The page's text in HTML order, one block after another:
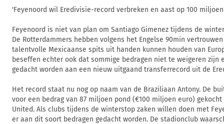
'Feyenoord wil Eredivisie-record verbreken en aast op 100
Feyenoord is niet van plan om Santiago Gimenez tijdens de
De Rotterdammers hebben volgens het Engelse 90min
talentvolle Mexicaanse spits uit handen kunnen houden van
beseffen echter ook dat sommige bedragen niet te weigeren zijn
gedacht worden aan een nieuw uitgaand transferrecord uit de
Het record staat nu nog op naam van de Braziliaan Antony. De
voor een bedrag van 87 miljoen pond (€100 miljoen euro)
United. Als clubs tijdens de winterstop zaken willen doen met
er aan dit soort bedragen gedacht worden. De stadionclub